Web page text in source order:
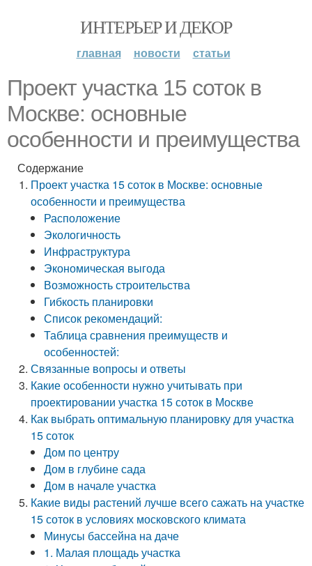
ИНТЕРЬЕР И ДЕКОР
главная новости статьи
Проект участка 15 соток в
Москве: основные
особенности и преимущества
Содержание
Проект участка 15 соток в Москве: основные
особенности и преимущества
Расположение
Экологичность
Инфраструктура
Экономическая выгода
Возможность строительства
Гибкость планировки
Список рекомендаций:
Таблица сравнения преимуществ и
особенностей:
Связанные вопросы и ответы
Какие особенности нужно учитывать при
проектировании участка 15 соток в Москве
Как выбрать оптимальную планировку для участка
15 соток
Дом по центру
Дом в глубине сада
Дом в начале участка
Какие виды растений лучше всего сажать на участке
15 соток в условиях московского климата
Минусы бассейна на даче
1. Малая площадь участка